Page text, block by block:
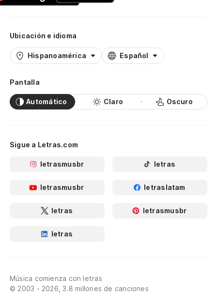
Ubicación e idioma
Hispanoamérica Español
Pantalla
Automático Claro Oscuro
Sigue a Letras.com
letrasmusbr letras
letrasmusbr letraslatam
letras letrasmusbr
letras
Música comienza con letras
© 2003 - 2026, 3.8 millones de canciones